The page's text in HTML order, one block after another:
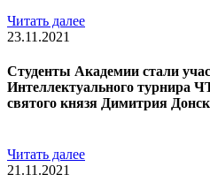
Читать далее
23.11.2021
Студенты Академии стали
Интеллектуального
святого князя Димитрия
Читать далее
21.11.2021